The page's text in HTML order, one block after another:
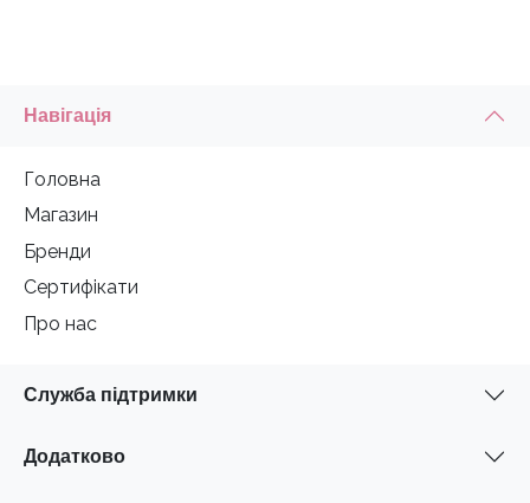
Навігація
Головна
Магазин
Бренди
Сертифікати
Про нас
Служба підтримки
Додатково